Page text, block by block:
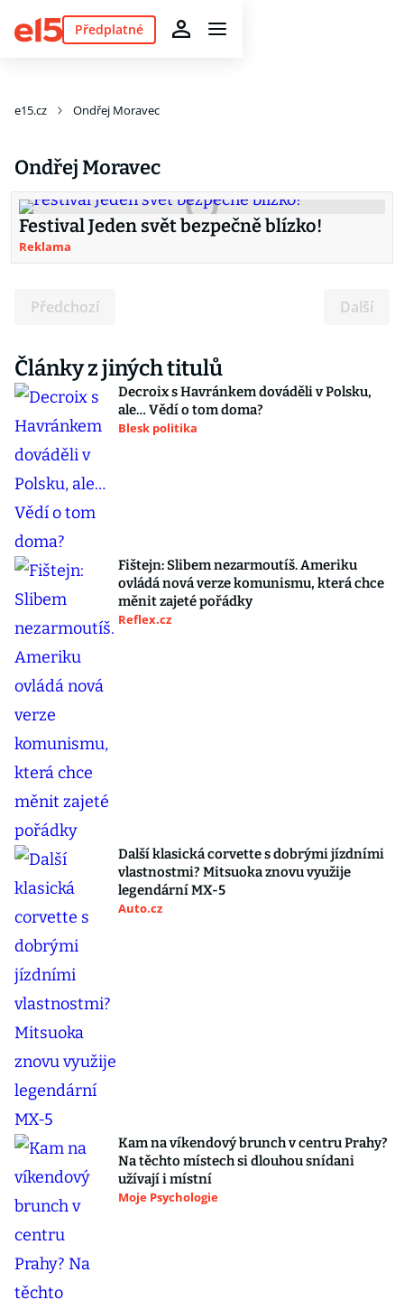
Předplatné
e15.cz Ondřej Moravec
Ondřej Moravec
Festival Jeden svět bezpečně blízko!
Reklama
Předchozí Další
Články z jiných titulů
Decroix s Havránkem dováděli v Polsku,
ale… Vědí o tom doma?
Blesk politika
Fištejn: Slibem nezarmoutíš. Ameriku
ovládá nová verze komunismu, která chce
měnit zajeté pořádky
Reflex.cz
Další klasická corvette s dobrými jízdními
vlastnostmi? Mitsuoka znovu využije
legendární MX-5
Auto.cz
Kam na víkendový brunch v centru Prahy?
Na těchto místech si dlouhou snídani
užívají i místní
Moje Psychologie